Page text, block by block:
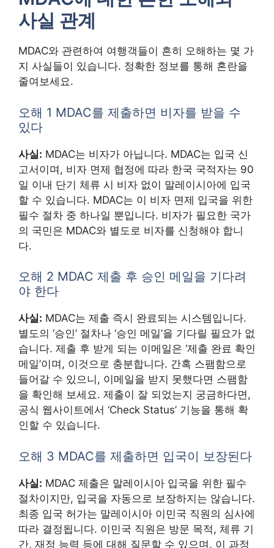
사실 관계
MDAC와 관련하여 여행객들이 흔히 오해하는 몇 가
지 사실들이 있습니다. 정확한 정보를 통해 혼란을
줄여보세요.
오해 1 MDAC를 제출하면 비자를 받을 수
있다
사실: MDAC는 비자가 아닙니다. MDAC는 입국 신
고서이며, 비자 면제 협정에 따라 한국 국적자는 90
일 이내 단기 체류 시 비자 없이 말레이시아에 입국
할 수 있습니다. MDAC는 이 비자 면제 입국을 위한
필수 절차 중 하나일 뿐입니다. 비자가 필요한 국가
의 국민은 MDAC와 별도로 비자를 신청해야 합니
다.
오해 2 MDAC 제출 후 승인 메일을 기다려
야 한다
사실: MDAC는 제출 즉시 완료되는 시스템입니다.
별도의 ‘승인’ 절차나 ‘승인 메일’을 기다릴 필요가 없
습니다. 제출 후 받게 되는 이메일은 ‘제출 완료 확인
메일’이며, 이것으로 충분합니다. 간혹 스팸함으로
들어갈 수 있으니, 이메일을 받지 못했다면 스팸함
을 확인해 보세요. 제출이 잘 되었는지 궁금하다면,
공식 웹사이트에서 ‘Check Status’ 기능을 통해 확
인할 수 있습니다.
오해 3 MDAC를 제출하면 입국이 보장된다
사실: MDAC 제출은 말레이시아 입국을 위한 필수
절차이지만, 입국을 자동으로 보장하지는 않습니다.
최종 입국 허가는 말레이시아 이민국 직원의 심사에
따라 결정됩니다. 이민국 직원은 방문 목적, 체류 기
간, 재정 능력 등에 대해 질문할 수 있으며, 이 과정